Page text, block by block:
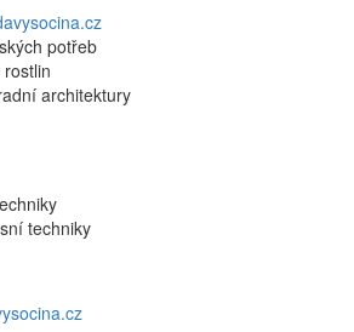
potřeb
architektury
techniky